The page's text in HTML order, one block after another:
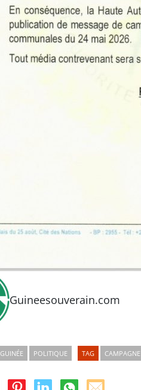
Guineesouverain.com
GUINÉE POLITIQUE TAG CAMPAGNE